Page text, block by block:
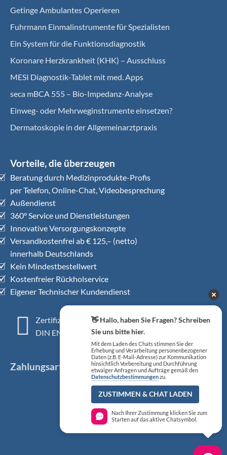
Getinge Ambulantes Operieren
Fuhrmann Einmalinstrumente für Spezialisten
Ein System für die Funktionsdiagnostik
Koro­nare Herz­krank­heit (KHK) – Ausschluss
MESI Diagnostik-Tablet mit med. Apps
seca mBCA 555 – Bio-Impedanz-Analyse
Einweg- oder Mehrweginstrumente einsetzen?
Dermatoskopie in der Allgemeinarztpraxis
Vorteile, die überzeugen
Beratung durch Medizinprodukte-Profis
per Telefon, Online-Chat, Videobesprechung
Außendienst
360° Service und Dienstleistungen
Innovative Versorgungskonzepte
Versandkostenfrei ab € 125,– (netto)
innerhalb Deutschlands
Kein Mindestbestellwert
Kostenfreier Rückholservice
Eigener Technischer Kundendienst
Zertifiziertes QM-System
DIN EN ISO 13485
Zahlungsarten
👋 Hallo, haben Sie Fragen? Schreiben
Sie uns bitte hier.
Mit dem Laden des Chats stimmen Sie der
Erhebung und Verarbeitung personenbezogener
Daten (z.B. E-Mail-Adresse) zur Kommunikation
hinsichtlich Vorbereitung und Durchführung
etwaiger Anfragen und Aufträge gemäß den
Datenschutzbestimmungenzu.
ZUSTIMMEN & CHAT LADEN
Nach Ihrer Zustimmung klicken Sie zum
Starten auf das aktive Chatsymbol.